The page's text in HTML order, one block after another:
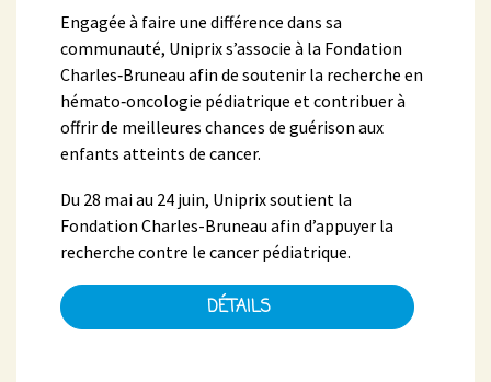
Engagée à faire une différence dans sa
communauté, Uniprix s’associe à la Fondation
Charles‑Bruneau afin de soutenir la recherche en
hémato‑oncologie pédiatrique et contribuer à
offrir de meilleures chances de guérison aux
enfants atteints de cancer.
Du 28 mai au 24 juin, Uniprix soutient la
Fondation Charles-Bruneau afin d’appuyer la
recherche contre le cancer pédiatrique.
DÉTAILS